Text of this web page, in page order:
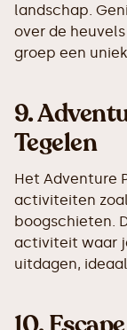
landschap.
over de
groep een
9.
Tegelen
Het Adventure
activiteiten
boogschieten.
activiteit waar
uitdagen,